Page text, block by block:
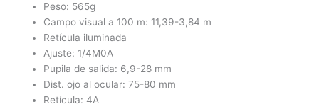
Peso: 565g
Campo visual a 100 m: 11,39-3,84 m
Retícula iluminada
Ajuste: 1/4M0A
Pupila de salida: 6,9-28 mm
Dist. ojo al ocular: 75-80 mm
Retícula: 4A